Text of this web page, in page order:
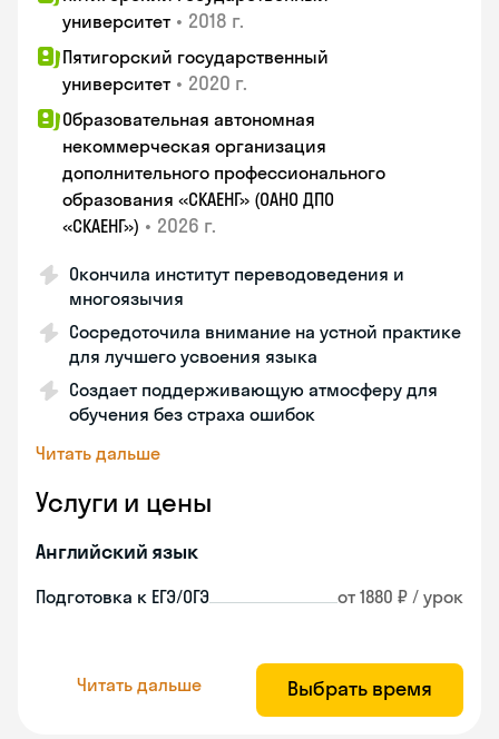
университет • 2018 г.
Пятигорский государственный
университет • 2020 г.
Образовательная автономная
некоммерческая организация
дополнительного профессионального
образования «СКАЕНГ» (ОАНО ДПО
«СКАЕНГ») • 2026 г.
Окончила институт переводоведения и
многоязычия
Сосредоточила внимание на устной практике
для лучшего усвоения языка
Создает поддерживающую атмосферу для
обучения без страха ошибок
Читать дальше
Услуги и цены
Английский язык
Подготовка к ЕГЭ/ОГЭ от 1880 ₽ / урок
Читать дальше Выбрать время